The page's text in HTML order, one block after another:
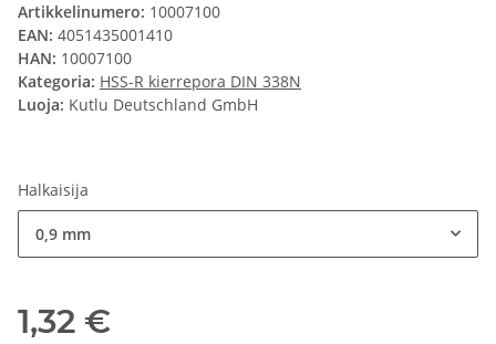
Artikkelinumero: 10007100
EAN: 4051435001410
HAN: 10007100
Kategoria: HSS-R kierrepora DIN 338N
Luoja: Kutlu Deutschland GmbH
Halkaisija
0,9 mm
1,32 €